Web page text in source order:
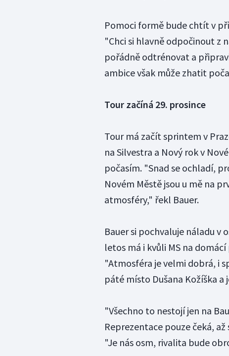
Pomoci formě bude chtít v
"Chci si hlavně odpočinout z
pořádně odtrénovat a
ambice však může zhatit
Tour začíná 29. prosince
Tour má začít sprintem v
na Silvestra a Nový rok v
počasím. "Snad se ochladí,
Novém Městě jsou u mě na
atmosféry," řekl Bauer.
Bauer si pochvaluje náladu
letos má i kvůli MS na
"Atmosféra je velmi dobrá, i
páté místo Dušana Kožíška a
"Všechno to nestojí jen na
Reprezentace pouze čeká,
"Je nás osm, rivalita bude